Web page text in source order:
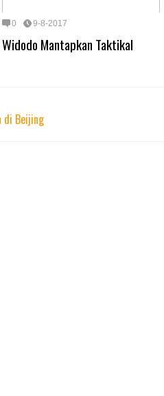
0 9-8-2017
Widodo Mantapkan Taktikal
di Beijing